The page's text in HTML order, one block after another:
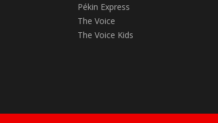
Pékin Express
The Voice
The Voice Kids